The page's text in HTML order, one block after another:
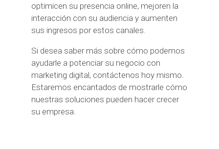
optimicen su presencia online, mejoren la
interacción con su audiencia y aumenten
sus ingresos por estos canales.
Si desea saber más sobre cómo podemos
ayudarle a potenciar su negocio con
marketing digital, contáctenos hoy mismo.
Estaremos encantados de mostrarle cómo
nuestras soluciones pueden hacer crecer
su empresa.